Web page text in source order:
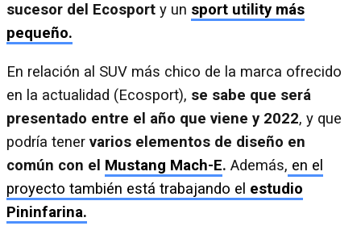
sucesor del Ecosport y un sport utility más
pequeño.
En relación al SUV más chico de la marca ofrecido
en la actualidad (Ecosport), se sabe que será
presentado entre el año que viene y 2022, y que
podría tener varios elementos de diseño en
común con el Mustang Mach-E. Además, en el
proyecto también está trabajando el estudio
Pininfarina.